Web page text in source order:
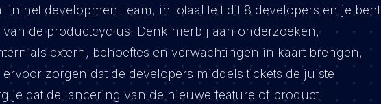
in het development team, in totaal telt dit 8 developers en je bent
de productcyclus. Denk hierbij aan onderzoeken,
als extern, behoeftes en verwachtingen in kaart brengen,
zorgen dat de developers middels tickets de juiste
je dat de lancering van de nieuwe feature of product